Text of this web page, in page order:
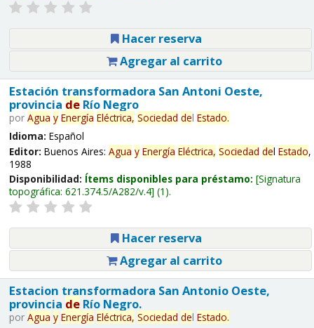
Hacer reserva
Agregar al carrito
Estación transformadora San Antoni Oeste,
provincia deRío Negro
por Agua y Energía Eléctrica, Sociedad del Estado.
Idioma: Español
Editor: Buenos Aires: Agua y Energía Eléctrica, Sociedad del Estado,
1988
Disponibilidad: Ítems disponibles para préstamo: Signatura
topográfica: 621.374.5/A282/v.4 (1).
Hacer reserva
Agregar al carrito
Estacion transformadora San Antonio Oeste,
provincia deRío Negro.
por Agua y Energía Eléctrica, Sociedad del Estado.